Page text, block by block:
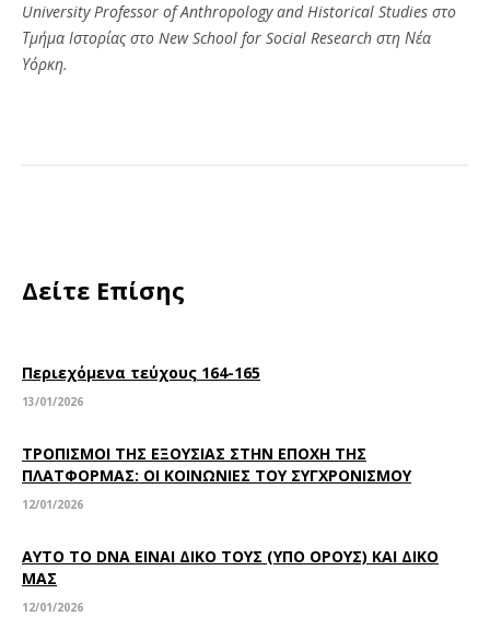
University Professor of Anthropology and Historical Studies στο
Τμήμα Ιστορίας στο New School for Social Research στη Νέα
Υόρκη.
Δείτε Επίσης
Περιεχόμενα τεύχους 164-165
13/01/2026
ΤΡΟΠΙΣΜΟΙ ΤΗΣ ΕΞΟΥΣΙΑΣ ΣΤΗΝ ΕΠΟΧΗ ΤΗΣ
ΠΛΑΤΦΟΡΜΑΣ: ΟΙ ΚΟΙΝΩΝΙΕΣ ΤΟΥ ΣΥΓΧΡΟΝΙΣΜΟΥ
12/01/2026
ΑΥΤΟ ΤΟ DNA ΕΙΝΑΙ ΔΙΚΟ ΤΟΥΣ (ΥΠΟ ΟΡΟΥΣ) ΚΑΙ ΔΙΚΟ
ΜΑΣ
12/01/2026